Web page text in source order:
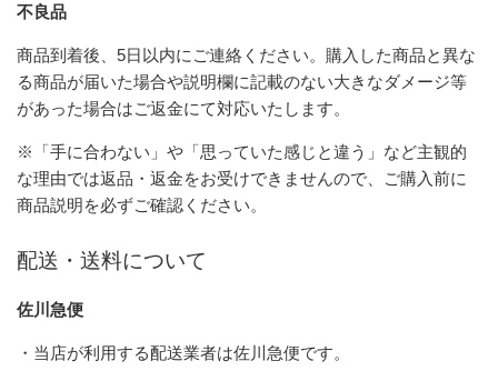
不良品
商品到着後、5日以内にご連絡ください。購入した商品と異な
る商品が届いた場合や説明欄に記載のない大きなダメージ等
があった場合はご返金にて対応いたします。
※「手に合わない」や「思っていた感じと違う」など主観的
な理由では返品・返金をお受けできませんので、ご購入前に
商品説明を必ずご確認ください。
配送・送料について
佐川急便
・当店が利用する配送業者は佐川急便です。